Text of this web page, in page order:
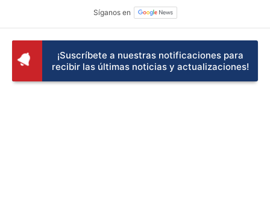
¡Suscríbete a nuestras notificaciones para
recibir las últimas noticias y actualizaciones!